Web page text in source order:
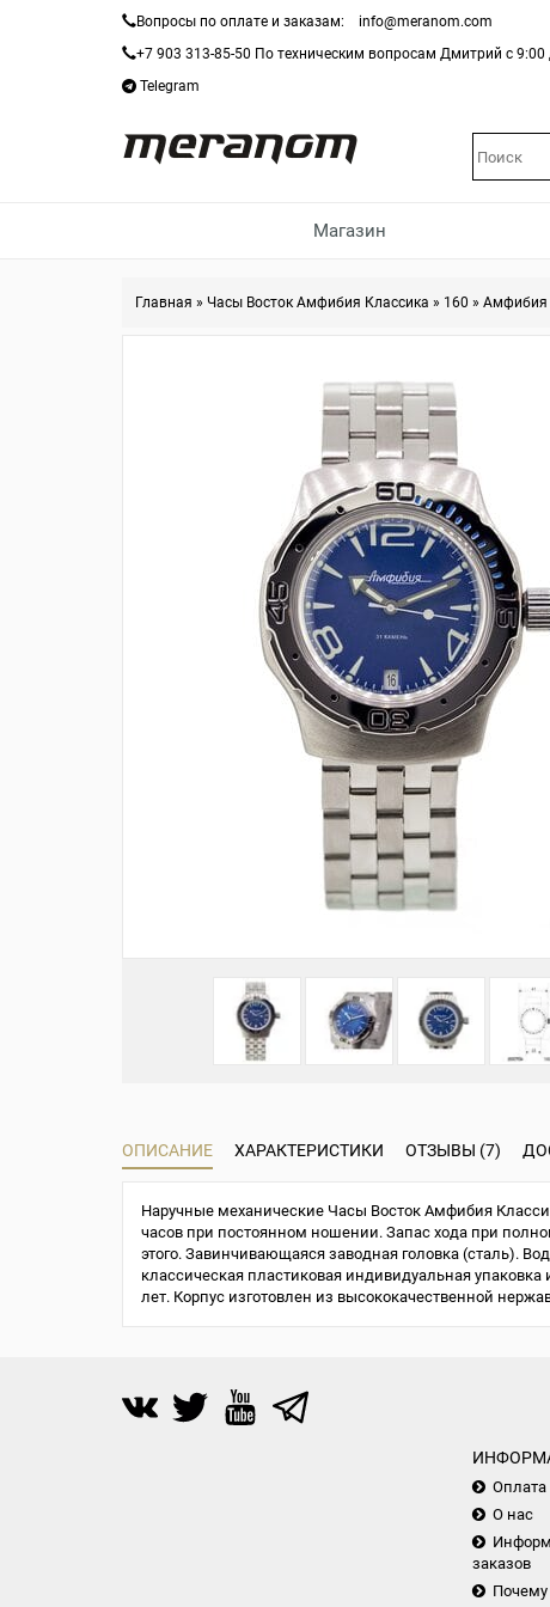
Вопросы по оплате и заказам:
info@meranom.com
+7 903 313-85-50 По техническим вопросам Дмитрий с
Telegram
Магазин
Главная » Часы Восток Амфибия Классика » 160 » Амфибия
ОПИСАНИЕ ХАРАКТЕРИСТИКИ ОТЗЫВЫ (7)
Наручные механические Часы Восток Амфибия
часов при постоянном ношении. Запас хода при
этого. Завинчивающаяся заводная головка (сталь).
классическая пластиковая индивидуальная
лет. Корпус изготовлен из высококачественной
Оплата
О нас
заказов
Почему